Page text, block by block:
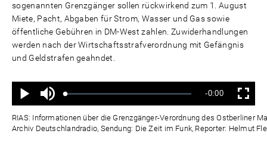
sogenannten Grenzgänger sollen rückwirkend zum 1. August
Miete, Pacht, Abgaben für Strom, Wasser und Gas sowie
öffentliche Gebühren in DM-West zahlen. Zuwiderhandlungen
werden nach der Wirtschaftsstrafverordnung mit Gefängnis
und Geldstrafen geahndet.
Wiedergabe
Ton
aus
Geladen:
Status:
Verbleibende
Zeit
-0:00 Vollbild
RIAS: Informationen über die Grenzgänger-Verordnung des Ostberliner
Archiv Deutschlandradio, Sendung: Die Zeit im Funk, Reporter: Helmut